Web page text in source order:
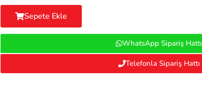
Sepete Ekle
WhatsApp Sipariş Hattı
Telefonla Sipariş Hattı